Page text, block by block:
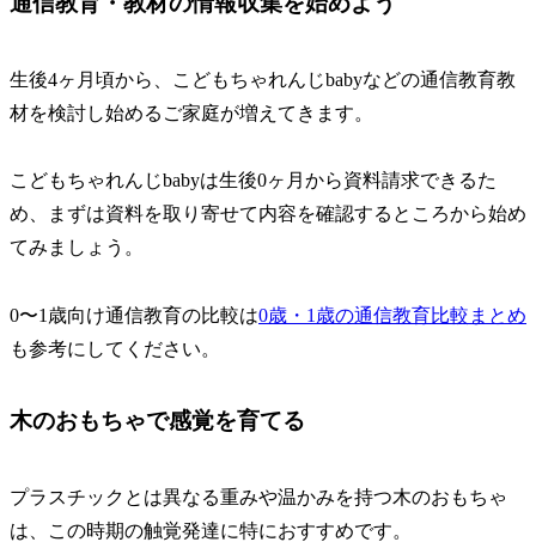
生後4ヶ月頃から、こどもちゃれんじbabyなどの通信教育教
材を検討し始めるご家庭が増えてきます。
こどもちゃれんじbabyは生後0ヶ月から資料請求できるた
め、まずは資料を取り寄せて内容を確認するところから始め
てみましょう。
0〜1歳向け通信教育の比較は0歳・1歳の通信教育比較まとめ
も参考にしてください。
木のおもちゃで感覚を育てる
プラスチックとは異なる重みや温かみを持つ木のおもちゃ
は、この時期の触覚発達に特におすすめです。